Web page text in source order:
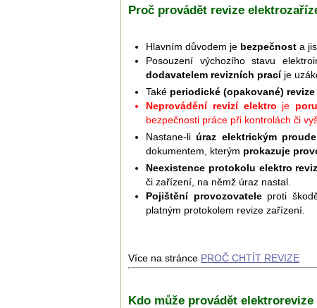
Proč provádět revize
Hlavním důvodem je bezpečnost a
Posouzení výchozího stavu
dodavatelem revizních pracíje
Také periodické (opakované)
Neprovádění revizí elektro je
bezpečnosti práce při kontrolách či
Nastane-liúraz elektrickým
dokumentem, kterým prokazuje
Neexistence protokolu elektro
či zařízení, na němž úraz nastal.
Pojištění provozovateleproti
platným protokolem revize zařízení.
Více na stránce PROČ CHTÍT REVIZE
Kdo může provádět elektrorevize